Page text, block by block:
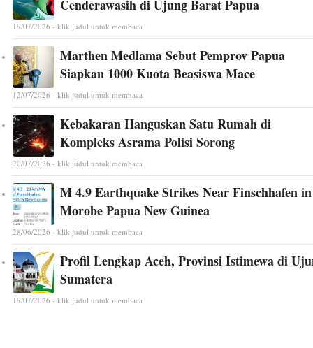
Cenderawasih di Ujung Barat Papua
19/07/2026 - klik judul untuk membaca
Marthen Medlama Sebut Pemprov Papua
Siapkan 1000 Kuota Beasiswa Mace
12/07/2026 - klik judul untuk membaca
Kebakaran Hanguskan Satu Rumah di
Kompleks Asrama Polisi Sorong
20/07/2026 - klik judul untuk membaca
M 4.9 Earthquake Strikes Near Finschhafen in
Morobe Papua New Guinea
28/06/2026 - klik judul untuk membaca
Profil Lengkap Aceh, Provinsi Istimewa di
Sumatera
19/07/2026 - klik judul untuk membaca